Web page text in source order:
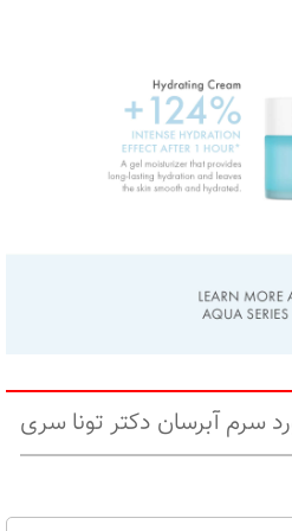
سرم آبرسان دکتر تونا سری